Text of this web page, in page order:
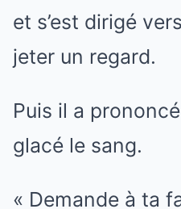
et s’est dirigé
jeter un regard.
Puis il a
glacé le sang.
« Demande à ta